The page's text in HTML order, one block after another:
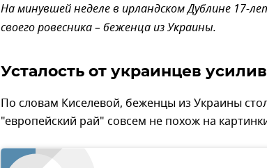
На минувшей неделе в ирландском Дублине 17-
своего ровесника – беженца из Украины.
Усталость от украинцев
По словам Киселевой, беженцы из Украины
"европейский рай" совсем не похож на